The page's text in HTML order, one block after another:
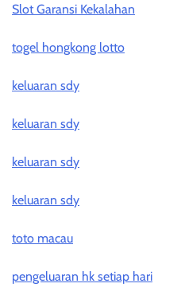
Slot Garansi Kekalahan
togel hongkong lotto
keluaran sdy
keluaran sdy
keluaran sdy
keluaran sdy
toto macau
pengeluaran hk setiap hari